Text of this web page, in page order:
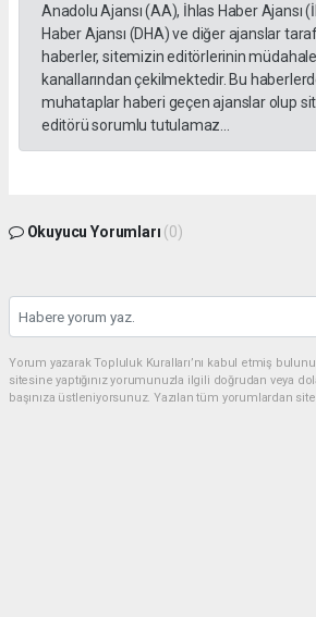
Anadolu Ajansı (AA), İhlas Haber Ajansı
Haber Ajansı (DHA) ve diğer ajanslar
haberler, sitemizin editörlerinin
kanallarından çekilmektedir. Bu
muhataplar haberi geçen ajanslar olup
editörü sorumlu tutulamaz...
Okuyucu Yorumları (0)
Yorum yazarak Topluluk Kuralları’nı kabul etmiş
sitesine yaptığınız yorumunuzla ilgili doğrudan veya
başınıza üstleniyorsunuz. Yazılan tüm yorumlardan